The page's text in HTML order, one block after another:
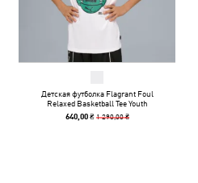
Детская футболка Flagrant Foul
Relaxed Basketball Tee Youth
640,00 ₴ 1 290,00 ₴